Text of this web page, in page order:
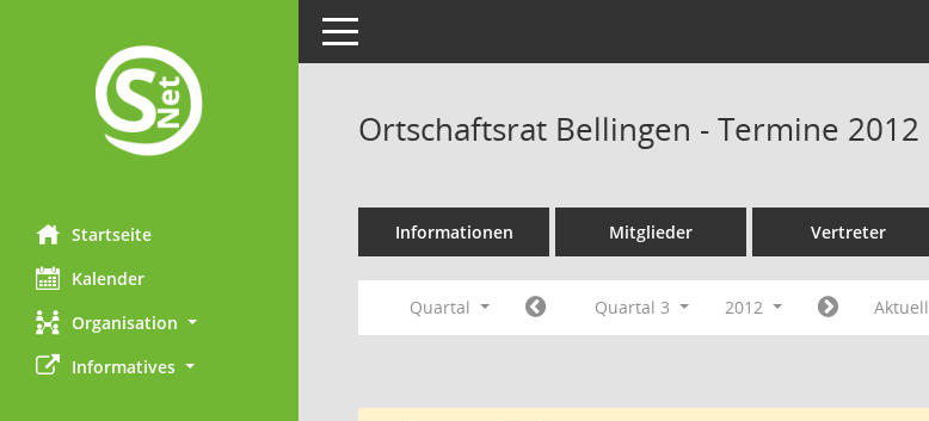
Startseite
Kalender
Organisation
Informatives
Toggle navigation
Ortschaftsrat Bellingen - Termine 2012
Informationen Mitglieder Vertreter
Quartal Quartal 3 2012 Aktuell